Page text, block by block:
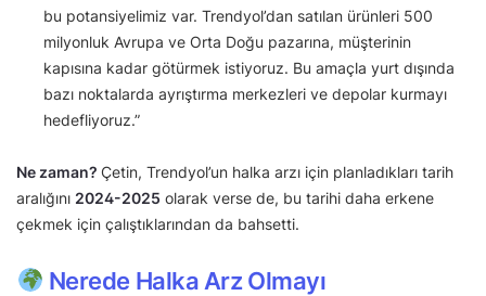
bu potansiyelimiz var. Trendyol’dan satılan ürünleri 500
milyonluk Avrupa ve Orta Doğu pazarına, müşterinin
kapısına kadar götürmek istiyoruz. Bu amaçla yurt dışında
bazı noktalarda ayrıştırma merkezleri ve depolar kurmayı
hedefliyoruz.”
Ne zaman? Çetin, Trendyol’un halka arzı için planladıkları tarih
aralığını 2024-2025 olarak verse de, bu tarihi daha erkene
çekmek için çalıştıklarından da bahsetti.
Nerede Halka Arz Olmayı